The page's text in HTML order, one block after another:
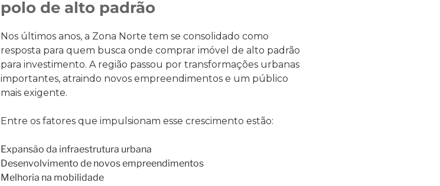
polo de alto padrão
Nos últimos anos, a Zona Norte tem se consolidado como
resposta para quem busca onde comprar imóvel de alto padrão
para investimento. A região passou por transformações urbanas
importantes, atraindo novos empreendimentos e um público
mais exigente.
Entre os fatores que impulsionam esse crescimento estão:
Expansão da infraestrutura urbana
Desenvolvimento de novos empreendimentos
Melhoria na mobilidade